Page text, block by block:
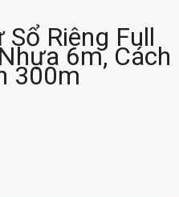
Riêng Full
6m, Cách
300m